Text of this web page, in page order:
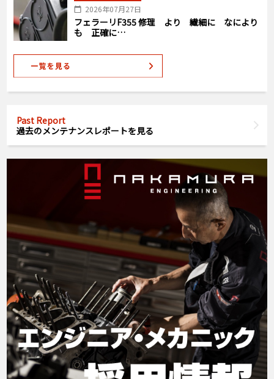
2026年07月27日
フェラーリF355 修理 より 繊細に なにより
も 正確に…
Past Report
過去のメンテナンスレポートを見る